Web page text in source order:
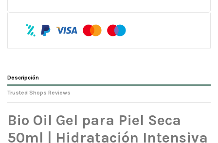
Descripción
Trusted Shops Reviews
Bio Oil Gel para Piel Seca
50ml | Hidratación Intensiva